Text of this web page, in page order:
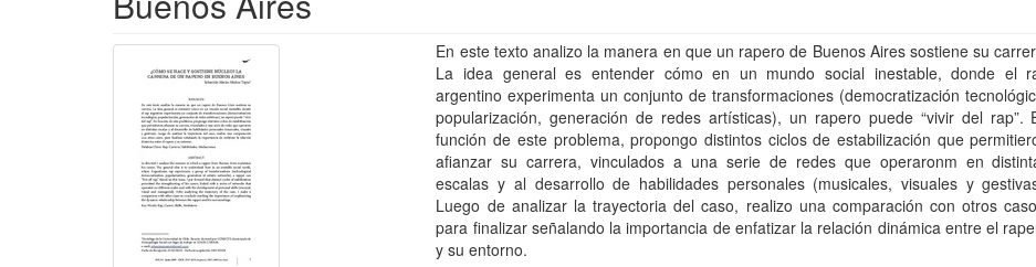
En este texto analizo la manera en que un rapero de Buenos Aires sostiene su
La idea general es entender cómo en un mundo social inestable, donde el
argentino experimenta un conjunto de transformaciones (democratización
popularización, generación de redes artísticas), un rapero puede “vivir del rap”.
función de este problema, propongo distintos ciclos de estabilización que
afianzar su carrera, vinculados a una serie de redes que operaronm en
escalas y al desarrollo de habilidades personales (musicales, visuales y
Luego de analizar la trayectoria del caso, realizo una comparación con otros
para finalizar señalando la importancia de enfatizar la relación dinámica entre el
y su entorno.